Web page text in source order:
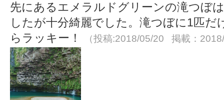
先にあるエメラルドグリーンの滝つぼ
したが十分綺麗でした。滝つぼに1匹
らラッキー！
（投稿:2018/05/20 掲載：